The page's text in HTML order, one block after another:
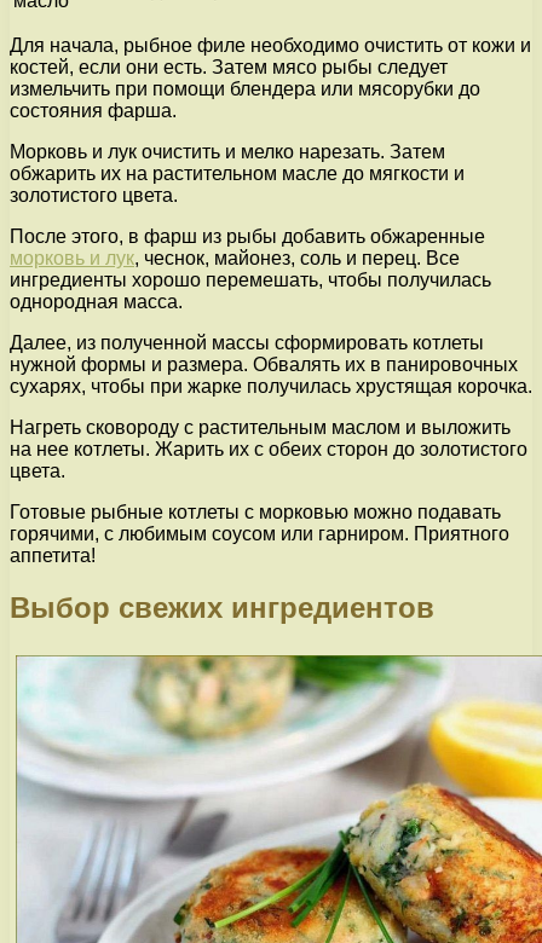
Для начала, рыбное филе необходимо очистить от кожи и
костей, если они есть. Затем мясо рыбы следует
измельчить при помощи блендера или мясорубки до
состояния фарша.
Морковь и лук очистить и мелко нарезать. Затем
обжарить их на растительном масле до мягкости и
золотистого цвета.
После этого, в фарш из рыбы добавить обжаренные
морковь и лук, чеснок, майонез, соль и перец. Все
ингредиенты хорошо перемешать, чтобы получилась
однородная масса.
Далее, из полученной массы сформировать котлеты
нужной формы и размера. Обвалять их в панировочных
сухарях, чтобы при жарке получилась хрустящая корочка.
Нагреть сковороду с растительным маслом и выложить
на нее котлеты. Жарить их с обеих сторон до золотистого
цвета.
Готовые рыбные котлеты с морковью можно подавать
горячими, с любимым соусом или гарниром. Приятного
аппетита!
Выбор свежих ингредиентов